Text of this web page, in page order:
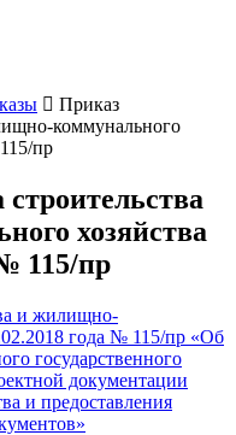
Приказ
коммунального
пр
хозяйства
115/пр
и жилищно-
года № 115/пр «Об
государственного
документации
и предоставления